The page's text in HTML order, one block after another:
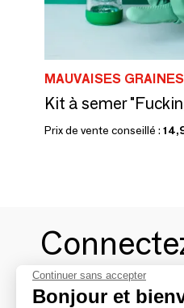
MAUVAISES GRAINES
Prix de vente conseillé :
contacter
Continuer sans accepter
Bonjour et